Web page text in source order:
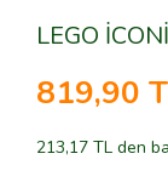
LEGO
819,90
213,17 TL den